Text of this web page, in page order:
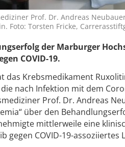
Prof. Dr. Andreas
Foto: Torsten Fricke,
der Marburger
COVID-19.
das Krebsmedikament
nach Infektion mit dem
Prof. Dr. Andreas
über den
mittlerweile eine
gegen COVID-19-